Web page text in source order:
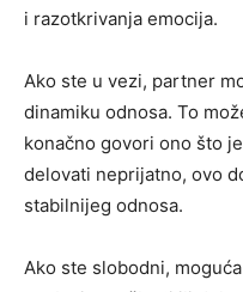
i razotkrivanja emocija.
Ako ste u vezi, partner
dinamiku odnosa. To
konačno govori ono što
delovati neprijatno, ovo
stabilnijeg odnosa.
Ako ste slobodni,